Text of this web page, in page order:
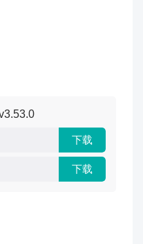
下载
下载